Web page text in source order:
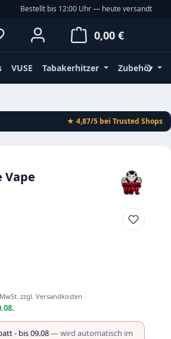
Bestellt bis 12:00 Uhr — heute versandt
Du hast 0 Produkte auf dem
0,00 €
VUSE Tabakerhitzer Zubehör
★ 4,87/5 bei Trusted Shops
Vape
zzgl. Versandkosten
- bis 09.08— wird automatisch im